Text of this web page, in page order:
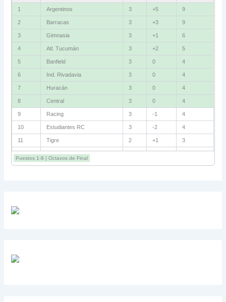
1 Vélez 3 +4 9
2 Independiente 3 +2 6
3 Gimnasia (M) 3 +2 6
4 Instituto 3 +1 6
5 Newell's 3 0 4
6 Defensa 3 -2 4
7 Talleres 3 +1 3
8 Riestra 3 +1 3
9 Estudiantes 2 +1 3
10 Lanús 2 0 3
11 San Lorenzo 3 -1 3
12 Central Córdoba 3 -2 3
13 Unión 2 -2 1
Puestos 1-8 | Octavos de Final